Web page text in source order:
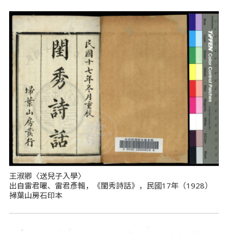
王淑卿〈送兒子入學〉
出自雷君曜、雷君彥輯，《閨秀詩話》，民國17年（1928）
掃葉山房石印本